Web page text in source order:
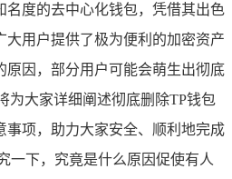
名度的去中心化钱包，凭借其出色
大用户提供了极为便利的加密资产
原因，部分用户可能会萌生出彻底
为大家详细阐述彻底删除TP钱包
事项，助力大家安全、顺利地完成
一下，究竟是什么原因促使有人